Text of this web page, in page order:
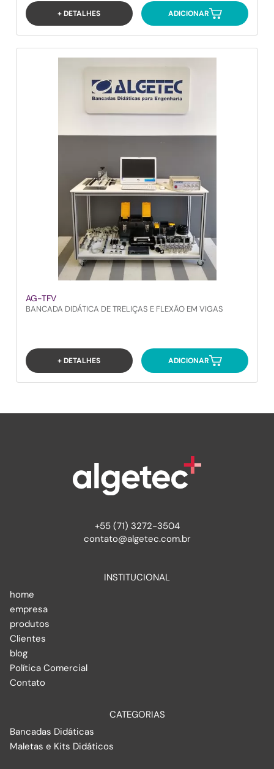
+ DETALHES ADICIONAR
AG-TFV
BANCADA DIDÁTICA DE TRELIÇAS E FLEXÃO EM VIGAS
+ DETALHES ADICIONAR
+55 (71) 3272-3504
contato@algetec.com.br
INSTITUCIONAL
home
empresa
produtos
Clientes
blog
Política Comercial
Contato
CATEGORIAS
Bancadas Didáticas
Maletas e Kits Didáticos